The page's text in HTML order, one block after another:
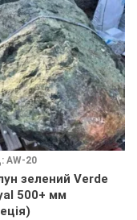
AW-20
зелений Verde
500+ мм